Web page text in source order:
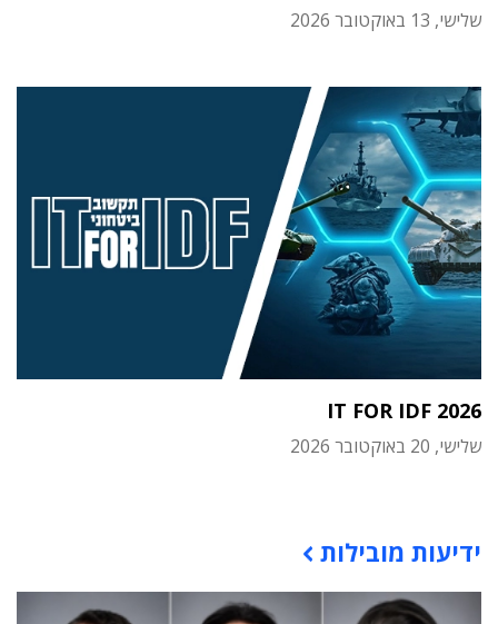
שלישי, 13 באוקטובר 2026
IT FOR IDF 2026
שלישי, 20 באוקטובר 2026
ידיעות מובילות